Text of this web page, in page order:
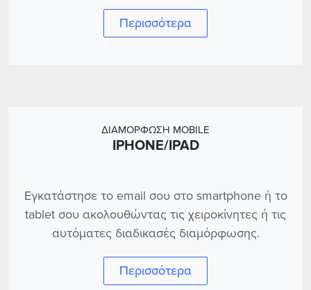
Περισσότερα
ΔΙΑΜΟΡΦΩΣΗ MOBILE
IPHONE/IPAD
Εγκατάστησε το email σου στο smartphone ή το
tablet σου ακολουθώντας τις χειροκίνητες ή τις
αυτόματες διαδικασές διαμόρφωσης.
Περισσότερα